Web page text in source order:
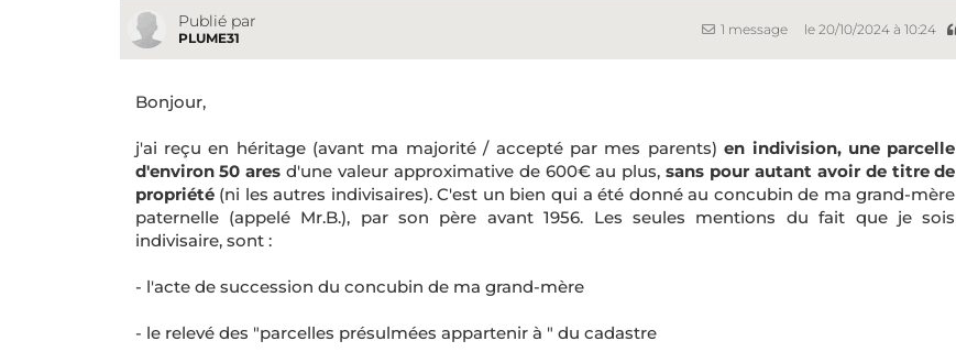
Publié par
PLUME31
1 message le 20/10/2024 à 10:24
Bonjour,
j'ai reçu en héritage (avant ma majorité / accepté par mes parents)en indivision, une parcelle
d'environ 50 ares d'une valeur approximative de 600€ au plus,sans pour autant avoir de titre de
propriété(ni les autres indivisaires). C'est un bien qui a été donné au concubin de ma grand-mère
paternelle (appelé Mr.B.), par son père avant 1956. Les seules mentions du fait que je sois
indivisaire, sont :
- l'acte de succession du concubin de ma grand-mère
- le relevé des "parcelles présulmées appartenir à " du cadastre